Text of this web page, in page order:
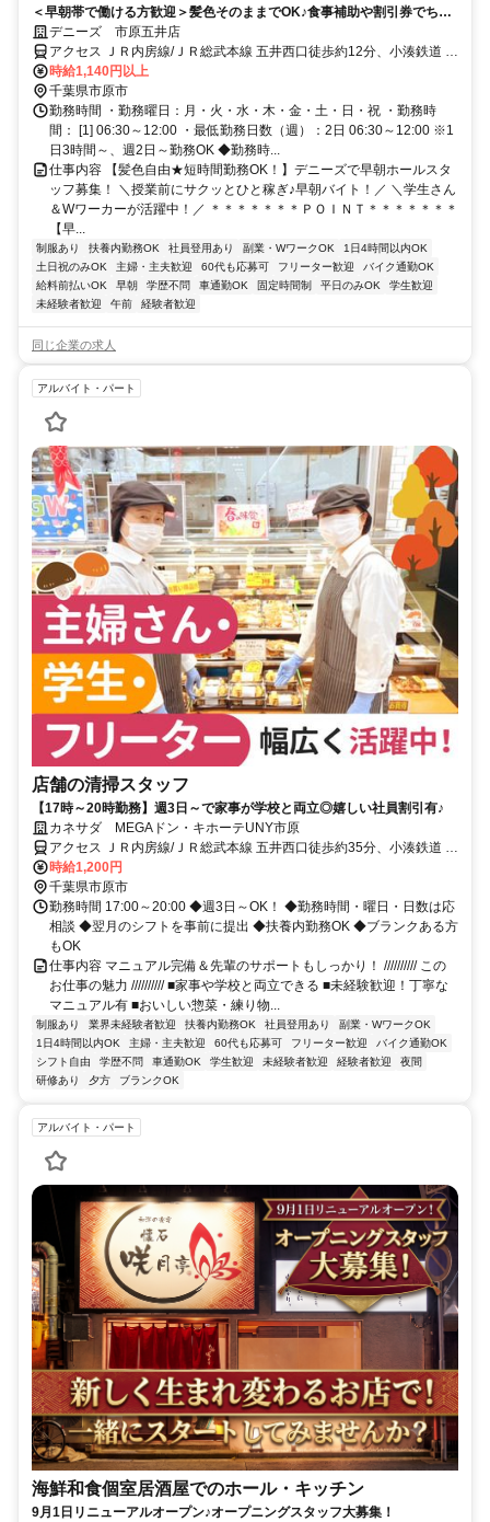
＜早朝帯で働ける方歓迎＞髪色そのままでOK♪食事補助や割引券でちょ
っと得するバイトです◎
デニーズ 市原五井店
アクセス ＪＲ内房線/ＪＲ総武本線 五井西口徒歩約12分、小湊鉄道 五
井西口徒歩約12分、連絡バス 五井西口徒歩約12分 五井駅より徒歩12
分
時給1,140円以上
千葉県市原市
勤務時間 ・勤務曜日：月・火・水・木・金・土・日・祝 ・勤務時
間： [1] 06:30～12:00 ・最低勤務日数（週）：2日 06:30～12:00 ※1
日3時間～、週2日～勤務OK ◆勤務時...
仕事内容 【髪色自由★短時間勤務OK！】デニーズで早朝ホールスタ
ッフ募集！ ＼授業前にサクッとひと稼ぎ♪早朝バイト！／ ＼学生さん
＆Wワーカーが活躍中！／ ＊＊＊＊＊＊＊ＰＯＩＮＴ＊＊＊＊＊＊＊
【早...
制服あり 扶養内勤務OK 社員登用あり 副業・WワークOK
1日4時間以内OK
土日祝のみOK
主婦・主夫歓迎 60代も応募可 フリーター歓迎
バイク通勤OK
給料前払いOK
早朝 学歴不問 車通勤OK 固定時間制 平日のみOK
学生歓迎
未経験者歓迎
午前 経験者歓迎
同じ企業の求人
アルバイト・パート
店舗の清掃スタッフ
【17時～20時勤務】週3日～で家事が学校と両立◎嬉しい社員割引有♪
カネサダ MEGAドン・キホーテUNY市原
アクセス ＪＲ内房線/ＪＲ総武本線 五井西口徒歩約35分、小湊鉄道 五
井西口徒歩約35分、連絡バス 五井西口徒歩約35分
時給1,200円
千葉県市原市
勤務時間 17:00～20:00 ◆週3日～OK！ ◆勤務時間・曜日・日数は応
相談 ◆翌月のシフトを事前に提出 ◆扶養内勤務OK ◆ブランクある方
もOK
仕事内容 マニュアル完備＆先輩のサポートもしっかり！ ////////// この
お仕事の魅力 ////////// ■家事や学校と両立できる ■未経験歓迎！丁寧な
マニュアル有 ■おいしい惣菜・練り物...
制服あり 業界未経験者歓迎 扶養内勤務OK 社員登用あり
副業・WワークOK
1日4時間以内OK
主婦・主夫歓迎 60代も応募可 フリーター歓迎
バイク通勤OK
シフト自由
学歴不問 車通勤OK 学生歓迎 未経験者歓迎 経験者歓迎
夜間
研修あり
夕方 ブランクOK
アルバイト・パート
海鮮和食個室居酒屋でのホール・キッチン
9月1日リニューアルオープン♪オープニングスタッフ大募集！